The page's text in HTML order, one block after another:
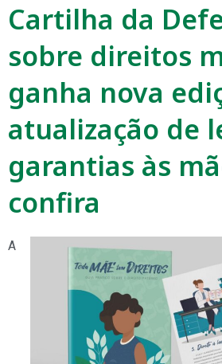
Cartilha da
sobre direitos
ganha nova
atualização de
garantias às
confira
A